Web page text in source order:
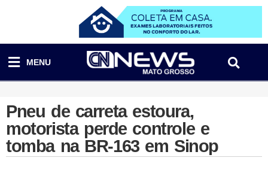
MENU
Pneu de carreta estoura,
motorista perde controle e
tomba na BR-163 em Sinop